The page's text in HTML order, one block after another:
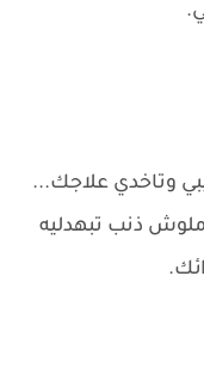
وتاخدي علاجك...
ذنب تبهدليه